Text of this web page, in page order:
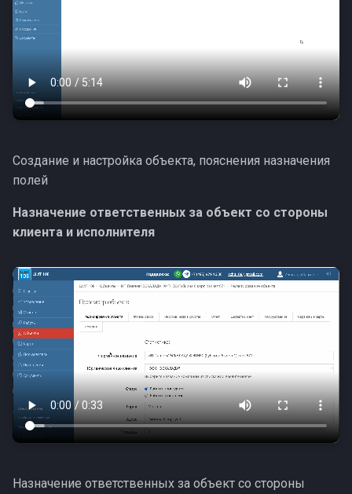
Создание и настройка объекта, пояснения назначения
полей
Назначение ответственных за объект со стороны
клиента и исполнителя
Назначение ответственных за объект со стороны